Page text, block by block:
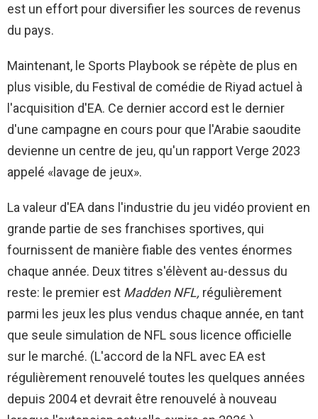
est un effort pour diversifier les sources de revenus
du pays.
Maintenant, le Sports Playbook se répète de plus en
plus visible, du Festival de comédie de Riyad actuel à
l'acquisition d'EA. Ce dernier accord est le dernier
d'une campagne en cours pour que l'Arabie saoudite
devienne un centre de jeu, qu'un rapport Verge 2023
appelé «lavage de jeux».
La valeur d'EA dans l'industrie du jeu vidéo provient en
grande partie de ses franchises sportives, qui
fournissent de manière fiable des ventes énormes
chaque année. Deux titres s'élèvent au-dessus du
reste: le premier est Madden NFL, régulièrement
parmi les jeux les plus vendus chaque année, en tant
que seule simulation de NFL sous licence officielle
sur le marché. (L'accord de la NFL avec EA est
régulièrement renouvelé toutes les quelques années
depuis 2004 et devrait être renouvelé à nouveau